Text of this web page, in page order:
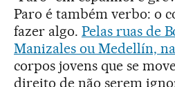
Paro é também verbo: o
fazer algo. Pelas ruas de
Manizales ou Medellín,
corpos jovens que se
direito de não serem